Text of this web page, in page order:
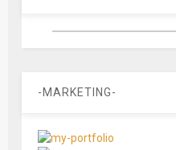
-MARKETING-